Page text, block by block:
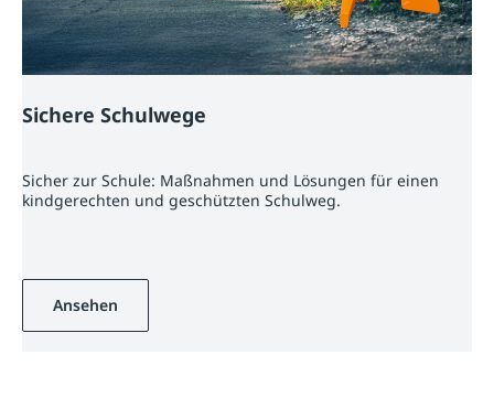
Sichere Schulwege
Sicher zur Schule: Maßnahmen und Lösungen für einen
kindgerechten und geschützten Schulweg.
Ansehen